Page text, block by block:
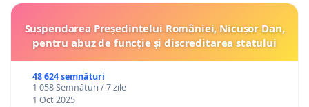
Suspendarea Președintelui României, Nicușor Dan,
pentru abuz de funcție și discreditarea statului
48 624 semnături
1 058 Semnături / 7 zile
1 Oct 2025